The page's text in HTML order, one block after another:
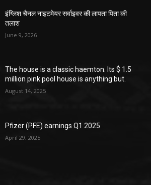
इंग्लिश चैनल नाइटमेयर सर्वाइवर की लापता पिता की
तलाश
June 9, 2026
The house is a classic haemton. Its $ 1.5
million pink pool house is anything but.
August 14, 2025
Pfizer (PFE) earnings Q1 2025
April 29, 2025